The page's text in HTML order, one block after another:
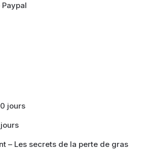
jours
– Les secrets de la perte de gras